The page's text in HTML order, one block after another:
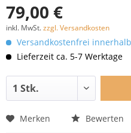
79,00 €
inkl. MwSt.zzgl. Versandkosten
Versandkostenfrei
Lieferzeit ca. 5-7 Werktage
Merken Bewerten